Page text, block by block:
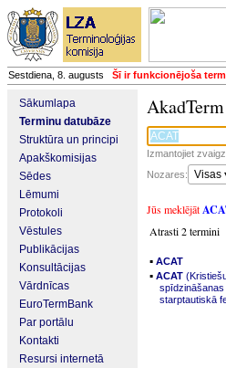
Sestdiena, 8. augusts Šī ir funkcionējoša
Sākumlapa
Terminu datubāze
Struktūra un principi
Apakškomisijas
Sēdes
Lēmumi
Protokoli
Vēstules
Publikācijas
Konsultācijas
Vārdnīcas
EuroTermBank
Par portālu
Kontakti
Resursi internetā
Izmantojiet
Nozares:
Visas
Jūs meklējāt
Atrasti 2 termini
▪ ACAT
▪ ACAT
spīdzināšanas
starptautiskā